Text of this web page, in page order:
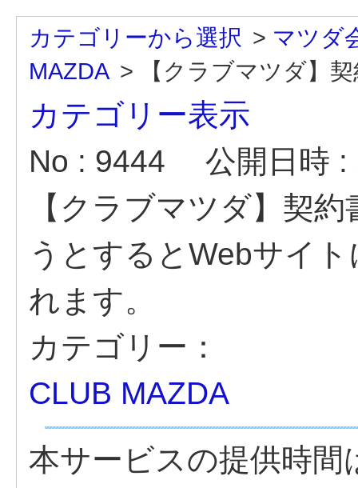
カテゴリーから選択 > マツダ
MAZDA > 【クラブマツダ】
カテゴリー表示
No : 9444
公開日時
【クラブマツダ】契
うとするとWebサイ
れます。
カテゴリー：
CLUB MAZDA
本サービスの提供時